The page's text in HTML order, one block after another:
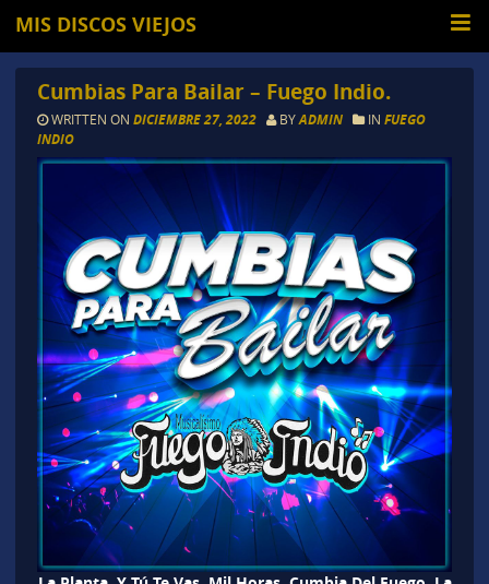
MIS DISCOS VIEJOS
Cumbias Para Bailar – Fuego Indio.
WRITTEN ON DICIEMBRE 27, 2022 BYADMIN IN FUEGO
INDIO